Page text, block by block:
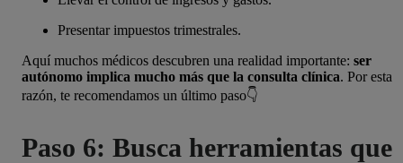
Presentar impuestos trimestrales.
Aquí muchos médicos descubren una realidad importante: ser
autónomo implica mucho más que la consulta clínica. Por esta
razón, te recomendamos un último paso👇
Paso 6: Busca herramientas que